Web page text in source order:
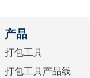
产品
打包工具
打包工具产品线